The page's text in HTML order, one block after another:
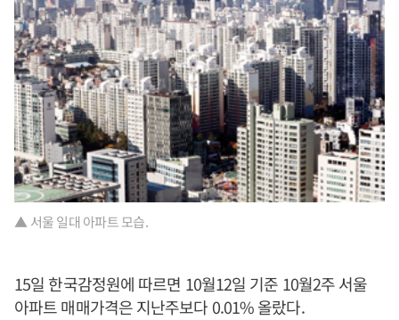
▲ 서울 일대 아파트 모습.
15일 한국감정원에 따르면 10월12일 기준 10월2주 서울
아파트 매매가격은 지난주보다 0.01% 올랐다.